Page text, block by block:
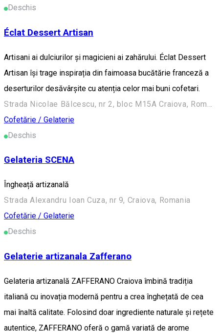
Deschis
Éclat Dessert Artisan
Artisani ai dulciurilor și magicieni ai zahărului. Éclat Dessert
Artisan își trage inspirația din faimoasa bucătărie franceză a
deserturilor desăvârșite cu atenția celor mai buni cofetari.
Cofetărie / Gelaterie
Deschis
Gelateria SCENA
Îngheață artizanală
Strada Alexandru Ioan Cuza, nr 9, Craiova, Romania
Cofetărie / Gelaterie
Deschis
Gelaterie artizanala Zafferano
Gelateria artizanală ZAFFERANO Craiova îmbină tradiția
italiană cu inovația modernă pentru a crea înghețată de cea
mai înaltă calitate. Folosind doar ingrediente naturale și rețete
autentice, ZAFFERANO oferă o gamă variată de arome